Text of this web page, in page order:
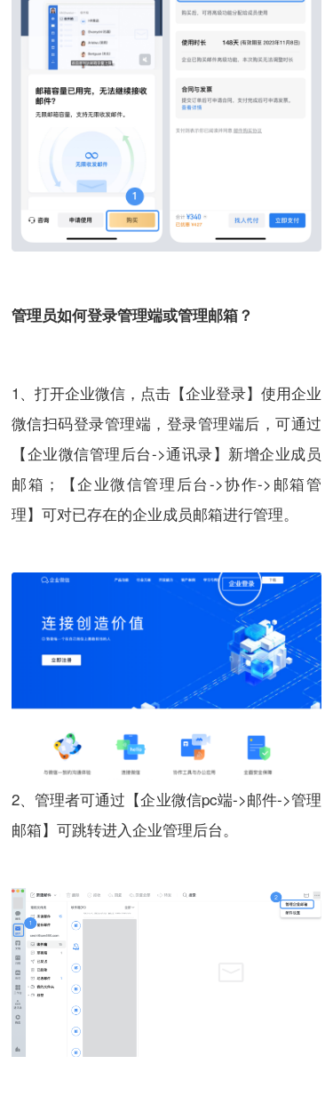
管理员如何登录管理端或管理邮箱？
1、打开企业微信 ，点击【企业登录】使用企业
微信扫码登录管理端，登录管理端后，可通过
【企业微信管理后台->通讯录】新增企业成员
邮箱；【企业微信管理后台->协作->邮箱管
理】可对已存在的企业成员邮箱进行管理。
2、管理者可通过【企业微信pc端->邮件->管理
邮箱】可跳转进入企业管理后台。